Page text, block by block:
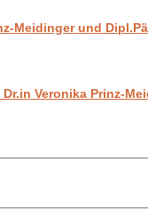
Meidinger und
Veronika Prinz-